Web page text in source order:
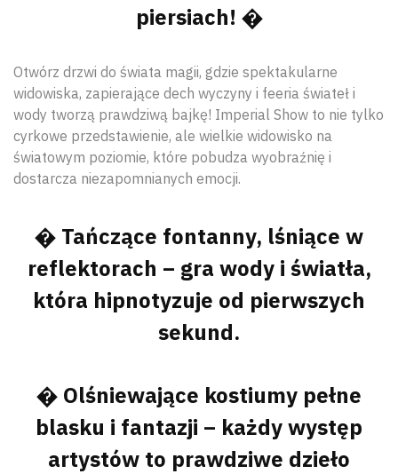
piersiach! �
Otwórz drzwi do świata magii, gdzie spektakularne
widowiska, zapierające dech wyczyny i feeria świateł i
wody tworzą prawdziwą bajkę! Imperial Show to nie tylko
cyrkowe przedstawienie, ale wielkie widowisko na
światowym poziomie, które pobudza wyobraźnię i
dostarcza niezapomnianych emocji.
� Tańczące fontanny, lśniące w
reflektorach – gra wody i światła,
która hipnotyzuje od pierwszych
sekund.
� Olśniewające kostiumy pełne
blasku i fantazji – każdy występ
artystów to prawdziwe dzieło